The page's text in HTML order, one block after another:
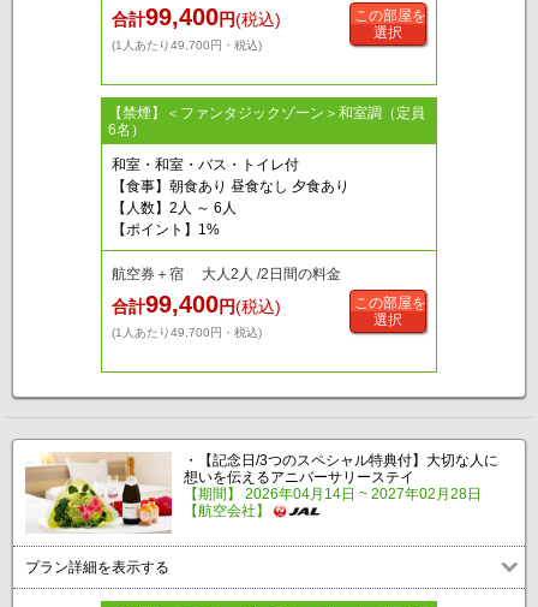
合計99,400円(税込)
(1人あたり49,700円・税込)
この部屋を
選択
【禁煙】＜ファンタジックゾーン＞和室調（定員
6名）
和室・和室・バス・トイレ付
【食事】朝食あり 昼食なし 夕食あり
【人数】2人 ～ 6人
【ポイント】1%
航空券＋宿 大人2人 /2日間の料金
合計99,400円(税込)
(1人あたり49,700円・税込)
この部屋を
選択
・【記念日/3つのスペシャル特典付】大切な人に
想いを伝えるアニバーサリーステイ
【期間】 2026年04月14日 ~ 2027年02月28日
【航空会社】
プラン詳細を表示する